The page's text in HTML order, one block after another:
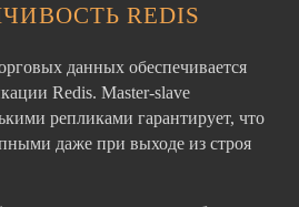
REDIS
данных обеспечивается
Redis. Master-slave
репликами гарантирует, что
даже при выходе из строя